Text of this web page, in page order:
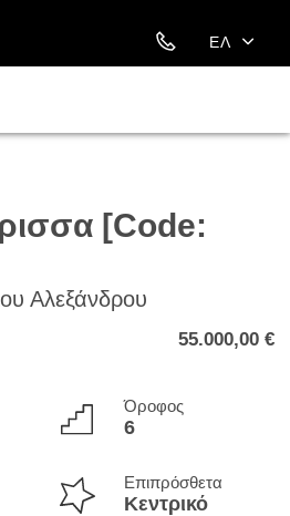
ΕΛ
EN
[Code:
Αλεξάνδρου
55.000,00 €
Όροφος
6
Επιπρόσθετα
Κεντρικό